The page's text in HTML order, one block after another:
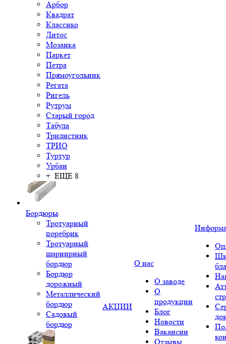
Арбор
Квадрат
Классико
Литос
Мозаика
Паркет
Петра
Прямоугольник
Регата
Ригель
Рутрум
Старый город
Табула
Трилистник
ТРИО
Туртур
Урбан
+ ЕЩЕ 8
Бордюры
Тротуарный
поребрик
Тротуарный
шарнирный
бордюр
Бордюр
дорожный
Металлический
бордюр
Садовый
бордюр
АКЦИИ
О нас
О заводе
О
продукции
Блог
Новости
Вакансии
Отзывы